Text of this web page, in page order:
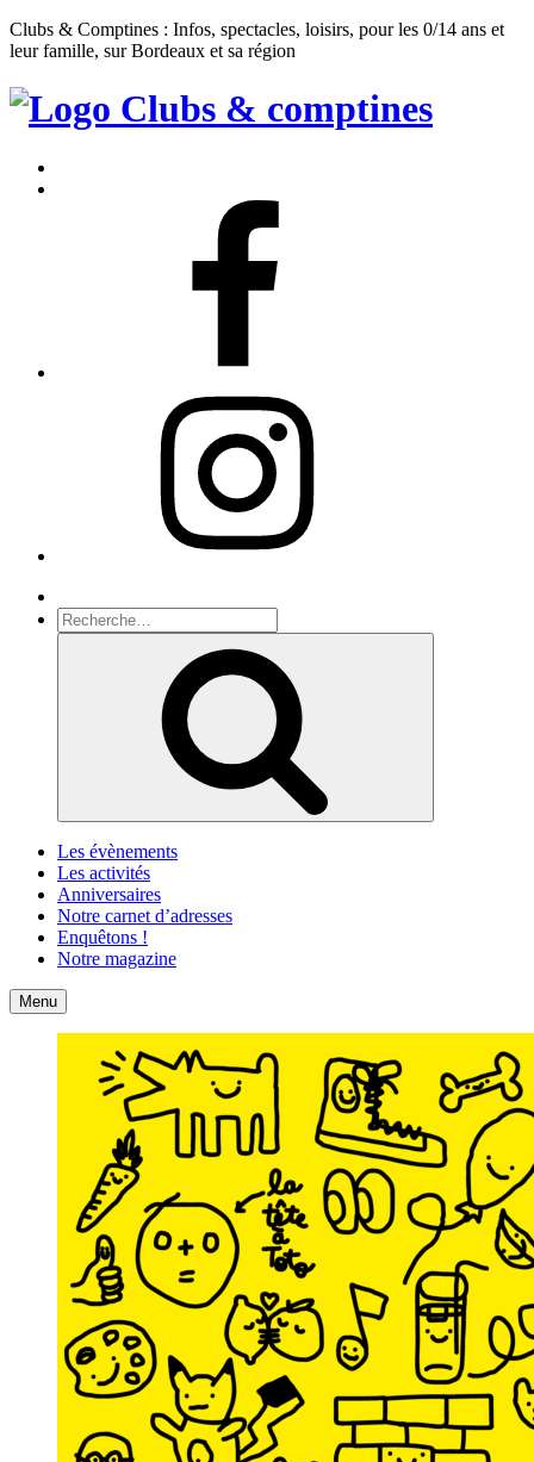
Clubs & Comptines : Infos, spectacles, loisirs, pour les 0/14 ans et
leur famille, sur Bordeaux et sa région
Clubs
Comptines
Recherche
pour
Les évènements
Les activités
Anniversaires
Notre carnet d’adresses
Enquêtons !
Notre magazine
Accueil
Menu Contact